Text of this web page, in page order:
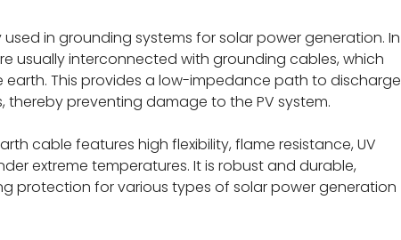
used in grounding systems for solar power generation.In
usually interconnected with grounding cables,which
earth.This provides a low-impedance path to discharge
,thereby preventing damage to the PV system.
cable features high flexibility,flame resistance, UV
extreme temperatures.It is robust and durable,
protection for various types of solar power generation